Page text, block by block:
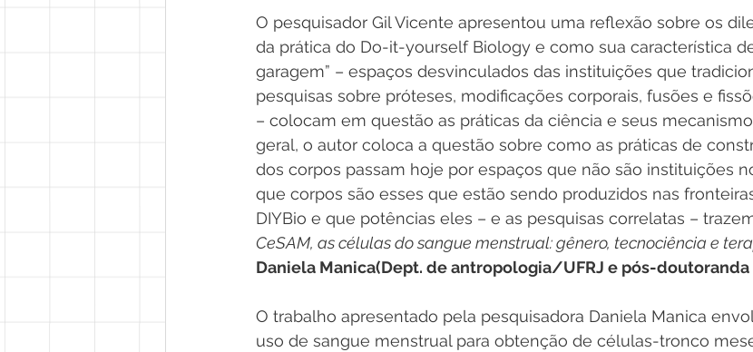
O pesquisador Gil Vicente apresentou uma reflexão sobre os
da prática do Do-it-yourself Biology e como sua característica
garagem” – espaços desvinculados das instituições que
pesquisas sobre próteses, modificações corporais, fusões e
– colocam em questão as práticas da ciência e seus
geral, o autor coloca a questão sobre como as práticas de
dos corpos passam hoje por espaços que não são instituições
que corpos são esses que estão sendo produzidos nas
DIYBio e que potências eles – e as pesquisas correlatas –
CeSAM, as células do sangue menstrual: gênero, tecnociência e
Daniela Manica(Dept. de antropologia/UFRJ e pós-doutoranda
O trabalho apresentado pela pesquisadora Daniela Manica
uso de sangue menstrual para obtenção de células-tronco